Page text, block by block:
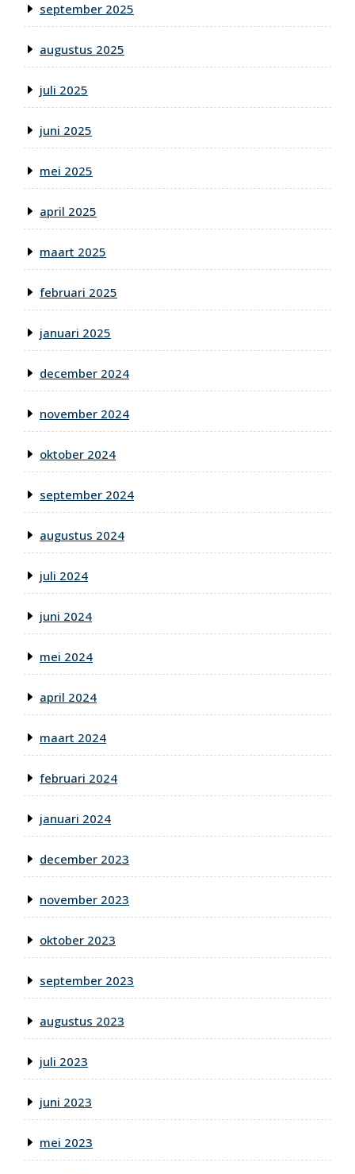
september 2025
augustus 2025
juli 2025
juni 2025
mei 2025
april 2025
maart 2025
februari 2025
januari 2025
december 2024
november 2024
oktober 2024
september 2024
augustus 2024
juli 2024
juni 2024
mei 2024
april 2024
maart 2024
februari 2024
januari 2024
december 2023
november 2023
oktober 2023
september 2023
augustus 2023
juli 2023
juni 2023
mei 2023